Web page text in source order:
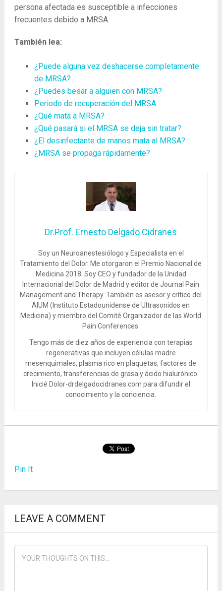
persona afectada es susceptible a infecciones
frecuentes debido a MRSA.
También lea:
¿Puede alguna vez deshacerse completamente
de MRSA?
¿Puedes besar a alguien con MRSA?
Periodo de recuperación del MRSA
¿Qué mata a MRSA?
¿Qué pasará si el MRSA se deja sin tratar?
¿El desinfectante de manos mata al MRSA?
¿MRSA se propaga rápidamente?
Dr.Prof. Ernesto Delgado Cidranes
Soy un Neuroanestesiólogo y Especialista en el
Tratamiento del Dolor. Me otorgaron el Premio Nacional de
Medicina 2018. Soy CEO y fundador de la Unidad
Internacional del Dolor de Madrid y editor de Journal Pain
Management and Therapy. También es asesor y crítico del
AIUM (Instituto Estadounidense de Ultrasonidos en
Medicina) y miembro del Comité Organizador de las World
Pain Conferences.
Tengo más de diez años de experiencia con terapias
regenerativas que incluyen células madre
mesenquimales, plasma rico en plaquetas, factores de
crecimiento, transferencias de grasa y ácido hialurónico.
Inicié Dolor-drdelgadocidranes.com para difundir el
conocimiento y la conciencia.
Pin It
LEAVE A COMMENT